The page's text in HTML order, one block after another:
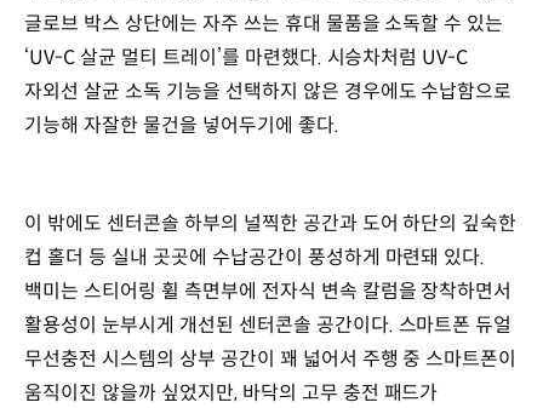
글로브 박스 상단에는 자주 쓰는 휴대 물품을 소독할 수 있는
‘UV-C 살균 멀티 트레이’를 마련했다. 시승차처럼 UV-C
자외선 살균 소독 기능을 선택하지 않은 경우에도 수납함으로
기능해 자잘한 물건을 넣어두기에 좋다.
이 밖에도 센터콘솔 하부의 널찍한 공간과 도어 하단의 깊숙한
컵 홀더 등 실내 곳곳에 수납공간이 풍성하게 마련돼 있다.
백미는 스티어링 휠 측면부에 전자식 변속 칼럼을 장착하면서
활용성이 눈부시게 개선된 센터콘솔 공간이다. 스마트폰 듀얼
무선충전 시스템의 상부 공간이 꽤 넓어서 주행 중 스마트폰이
움직이진 않을까 싶었지만, 바닥의 고무 충전 패드가